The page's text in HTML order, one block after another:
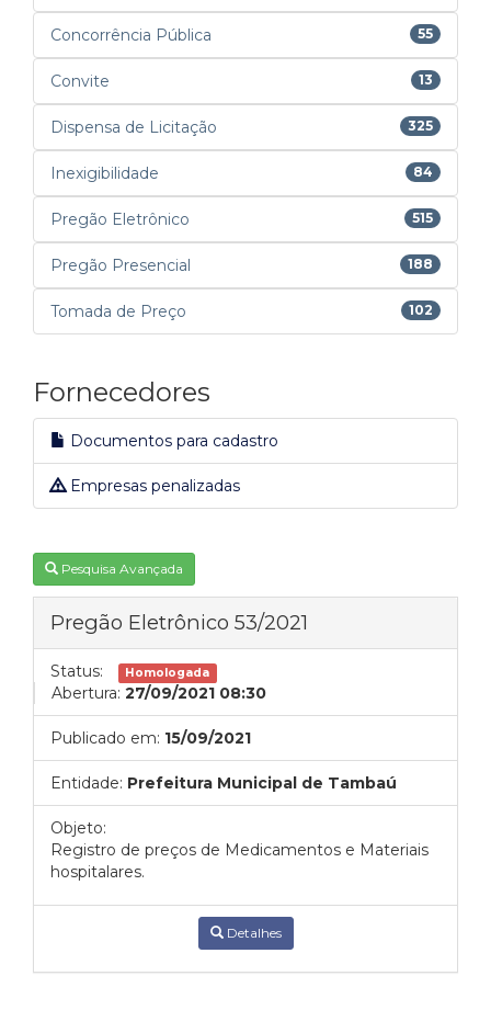
Concorrência Pública 55
Convite 13
Dispensa de Licitação 325
Inexigibilidade 84
Pregão Eletrônico 515
Pregão Presencial 188
Tomada de Preço 102
Fornecedores
Documentos para cadastro
Empresas penalizadas
Pesquisa Avançada
Pregão Eletrônico 53/2021
Status: Homologada
Abertura: 27/09/2021 08:30
Publicado em: 15/09/2021
Entidade: Prefeitura Municipal de Tambaú
Objeto:
Registro de preços de Medicamentos e Materiais
hospitalares.
Detalhes